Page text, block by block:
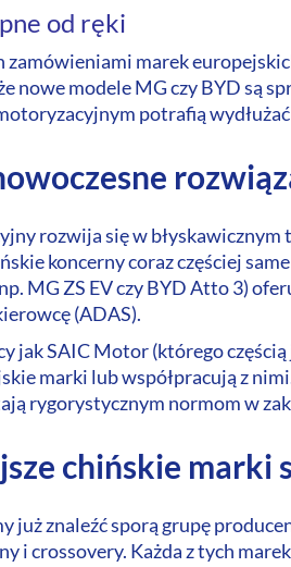
od ręki
zamówieniami marek
nowe modele MG czy BYD są
potrafią
rozwija się w
koncerny coraz częściej
MG ZS EV czy BYD Atto 3)
(ADAS).
jak SAIC Motor (którego
marki lub współpracują z
rygorystycznym normom w
chińskie marki
już znaleźć sporą grupę
i crossovery. Każda z tych